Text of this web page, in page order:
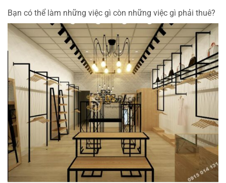
Bạn có thể làm những việc gì còn những việc gì phải thuê?